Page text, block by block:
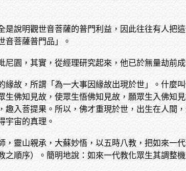
說明觀世音菩薩的普門利益，因此往往有人把
音菩薩普門品」。
園，其實，從經理研究起來，他已於無量劫前
故，所謂「為一大事因緣故出現於世」。什麼
佛知見故，使眾生悟佛知見故，願眾生入佛知
入菩提果。所以，佛才重現於世，出生在人間
宇宙的真理。
靈山親承，大蘇妙悟，以五時八教，把如來一
順序）。簡明地說：如來一代教化眾生其調整